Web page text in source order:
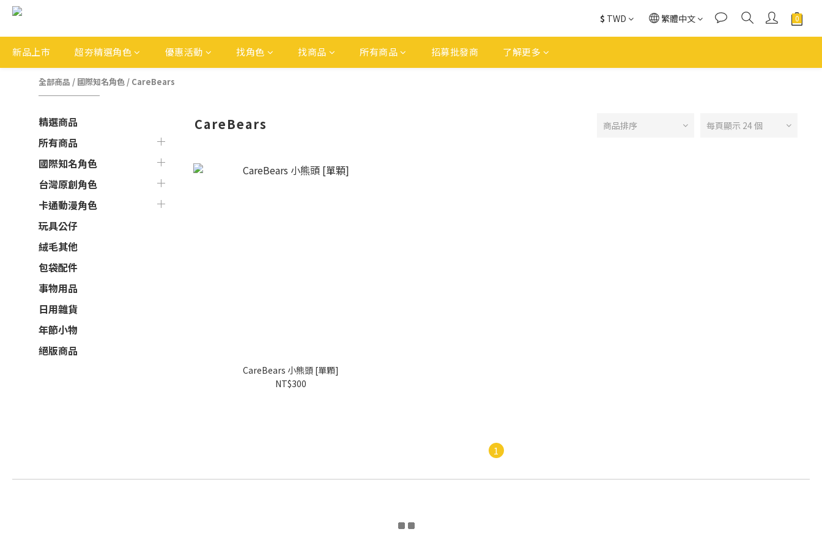
$ TWD 繁體中文
新品上市 超夯精選角色 優惠活動 找角色 找商品 所有商品 招募批發商 了解更多
全部商品 / 國際知名角色 / CareBears
精選商品
所有商品
國際知名角色
台灣原創角色
卡通動漫角色
玩具公仔
絨毛其他
包袋配件
事物用品
日用雜貨
年節小物
絕版商品
CareBears 商品排序 每頁顯示 24 個
CareBears 小熊頭 [單顆]
NT$300
1